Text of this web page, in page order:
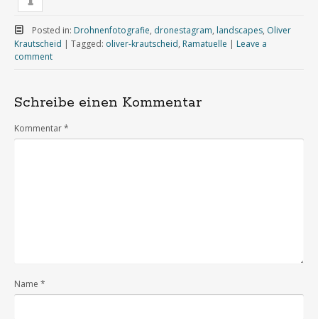
Posted in: Drohnenfotografie, dronestagram, landscapes, Oliver
Krautscheid | Tagged: oliver-krautscheid, Ramatuelle | Leave a
comment
Schreibe einen Kommentar
Kommentar*
Name *